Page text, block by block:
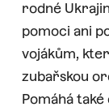
rodné
pomoci ani
vojákům,
zubařskou
Pomáhá